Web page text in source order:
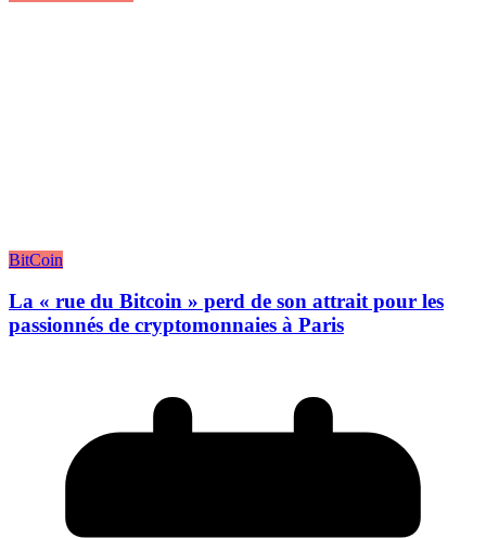
BitCoin
La « rue du Bitcoin » perd de son attrait pour les
passionnés de cryptomonnaies à Paris